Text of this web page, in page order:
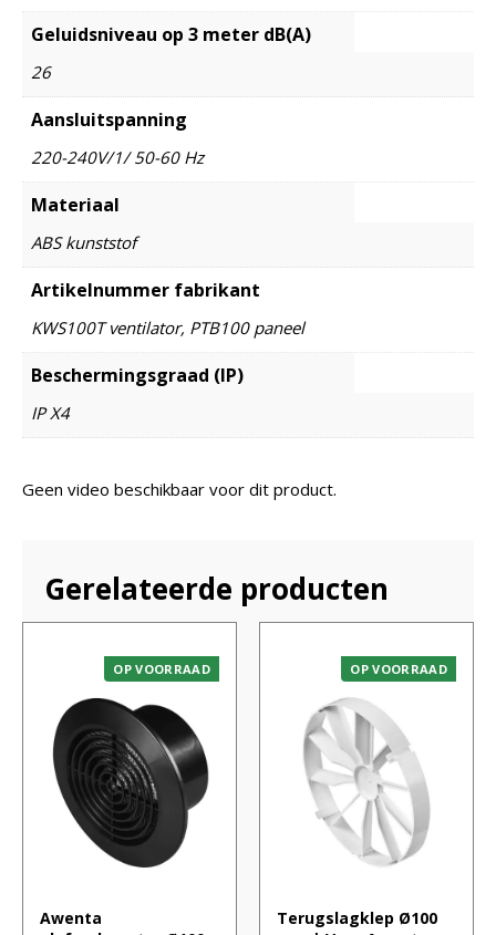
Geluidsniveau op 3 meter dB(A)
26
Aansluitspanning
220-240V/1/ 50-60 Hz
Materiaal
ABS kunststof
Artikelnummer fabrikant
KWS100T ventilator, PTB100 paneel
Beschermingsgraad (IP)
IP X4
Geen video beschikbaar voor dit product.
Gerelateerde producten
OP VOORRAAD
Awenta
OP VOORRAAD
Terugslagklep Ø100